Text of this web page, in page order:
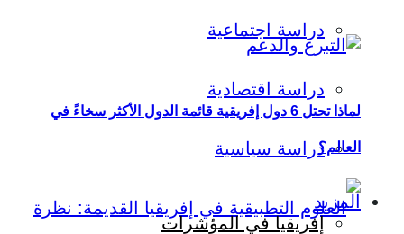
دراسة اجتماعية
دراسة اقتصادية
دراسة سياسية
لماذا تحتل 6 دول إفريقية قائمة الدول الأكثر سخاءً في
العالم؟
المزيد
إفريقيا في المؤشرات